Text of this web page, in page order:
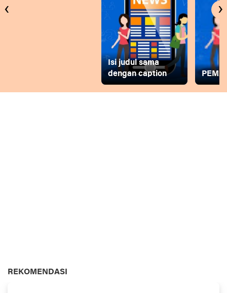
Isi judul sama
dengan caption
‹ ›
REKOMENDASI